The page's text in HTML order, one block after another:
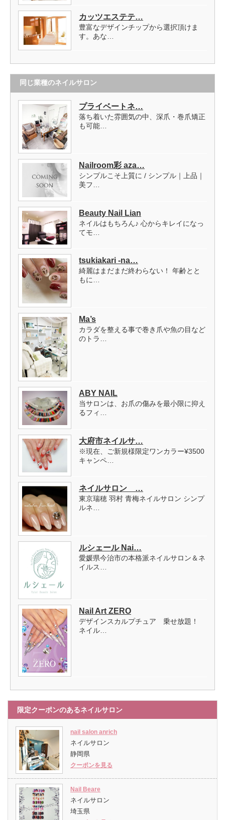
カッツエステテ…
豊富なデザインチップから選択頂けま
す。あな…
同じ業種のネイルサロン
プライベートネ…
落ち着いた雰囲気の中、深爪・巻爪矯正
も可能…
Nailroom彩 aza…
シンプルこそ上質に / シンプル｜上品｜
美フ…
Beauty Nail Lian
ネイルはもちろん♪ 心からキレイになっ
てモ…
tsukiakari -na…
綺麗はまだまだ終わらない！ 年齢とと
もに…
Ma’s
カラダを整える事で巻き爪や魚の目など
のトラ…
ABY NAIL
当サロンは、お爪の傷みを最小限に抑え
るフィ…
大府市ネイルサ…
※現在、ご新規様限定ワンカラー¥3500
キャンペ…
ネイルサロン …
東京瑞穂 羽村 青梅ネイルサロン シンプ
ルネ…
ルシェール Nai…
愛媛県今治市の本格派ネイルサロン＆ネ
イルス…
Nail Art ZERO
デザインスカルプチュア 乗せ放題！
ネイル…
限定クーポンのあるネイルサロン
nail salon anrich
ネイルサロン
静岡県
クーポンを見る
Nail Beare
ネイルサロン
埼玉県